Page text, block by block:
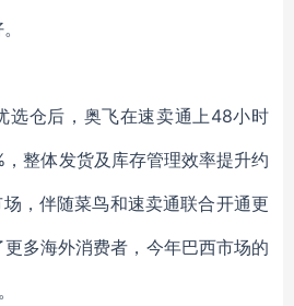
选仓后，奥飞在速卖通上48小时
整体发货及库存管理效率提升约
，伴随菜鸟和速卖通联合开通更
多海外消费者，今年巴西市场的